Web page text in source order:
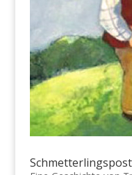
Schmetterlingspost